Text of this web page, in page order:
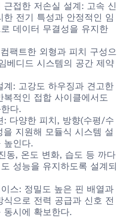
근접한 저손실 설계: 고속 신
한 전기 특성과 안정적인 임
데이터 무결성을 유지한
팩트한 외형과 피치 구성으
베디드 시스템의 공간 제약
계: 고강도 하우징과 견고한
복적인 접합 사이클에서도
다.
: 다양한 피치, 방향(수평/수
지원해 모듈식 시스템 설
높인다.
동, 온도 변화, 습도 등 까다
성능을 유지하도록 설계되
스: 정밀도 높은 핀 배열과
식으로 전력 공급과 신호 전
동시에 확보한다.